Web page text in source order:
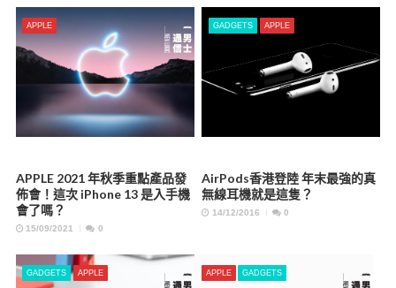
APPLE
APPLE 2021 年秋季重點產品發
佈會！這次 iPhone 13 是入手機
會了嗎？
15/09/2021 0
GADGETS APPLE
AirPods香港登陸 年末最強的真
無線耳機就是這隻？
14/12/2016 0
GADGETS APPLE APPLE GADGETS